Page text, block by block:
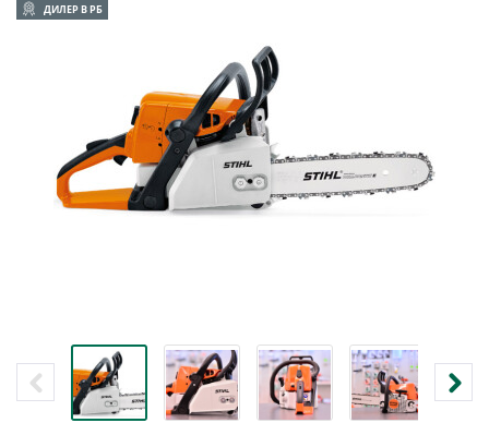
ДИЛЕР В РБ